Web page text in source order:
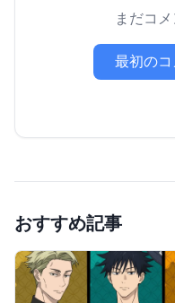
まだコ
最初の
おすすめ記事